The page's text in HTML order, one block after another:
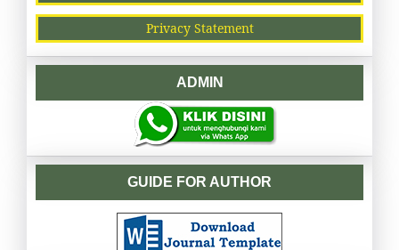
Privacy Statement
ADMIN
GUIDE FOR AUTHOR